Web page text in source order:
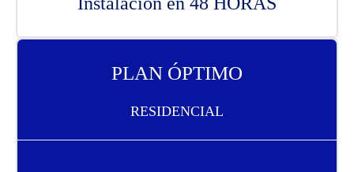
PLAN ÓPTIMO
RESIDENCIAL